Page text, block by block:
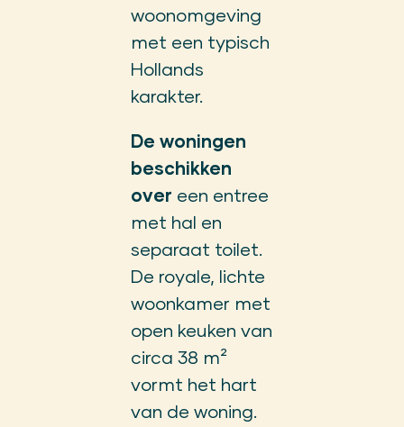
woonomgeving
met een typisch
Hollands
karakter.
De woningen
beschikken
over een entree
met hal en
separaat toilet.
De royale, lichte
woonkamer met
open keuken van
circa 38 m²
vormt het hart
van de woning.